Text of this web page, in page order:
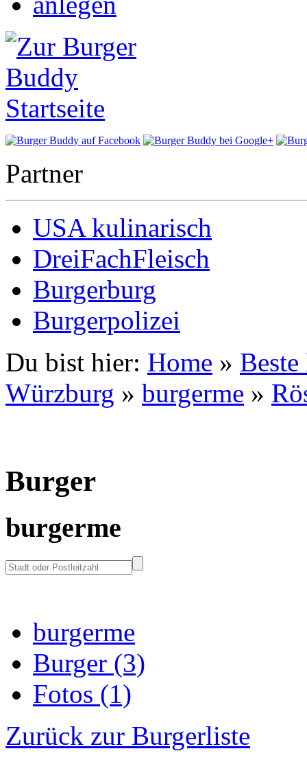
Partner
USA kulinarisch
DreiFachFleisch
Burgerburg
Burgerpolizei
Du bist hier: Home »
Würzburg » burgerme »
Burger
burgerme
burgerme
Burger (3)
Fotos (1)
Zurück zur Burgerliste